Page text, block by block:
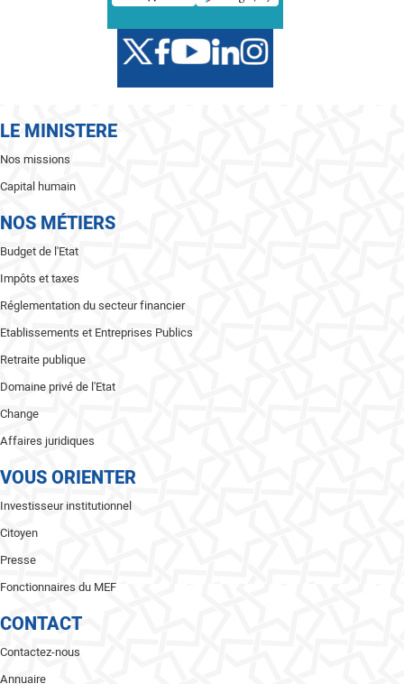
LE MINISTERE
Nos missions
Capital humain
NOS MÉTIERS
Budget de l'Etat
Impôts et taxes
Réglementation du secteur financier
Etablissements et Entreprises Publics
Retraite publique
Domaine privé de l'Etat
Change
Affaires juridiques
VOUS ORIENTER
Investisseur institutionnel
Citoyen
Presse
Fonctionnaires du MEF
CONTACT
Contactez-nous
Annuaire